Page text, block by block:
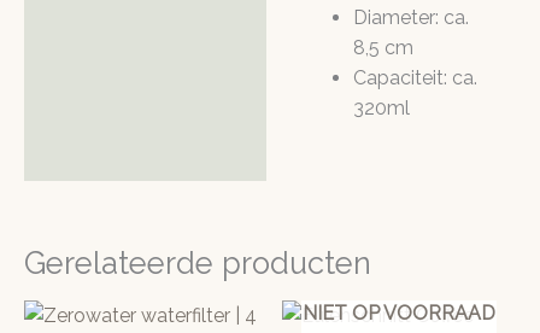
Diameter: ca.
8,5 cm
Capaciteit: ca.
320ml
Gerelateerde producten
NIET OP VOORRAAD